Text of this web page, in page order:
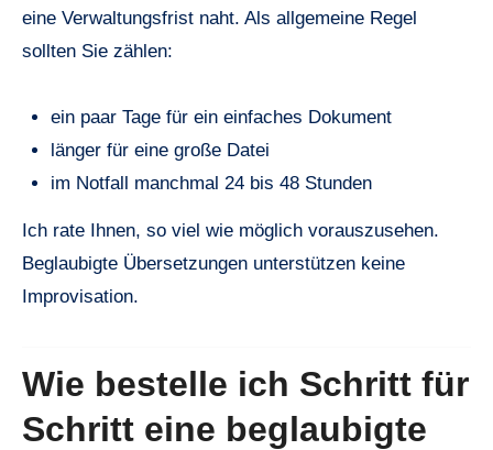
eine Verwaltungsfrist naht. Als allgemeine Regel
sollten Sie zählen:
ein paar Tage für ein einfaches Dokument
länger für eine große Datei
im Notfall manchmal 24 bis 48 Stunden
Ich rate Ihnen, so viel wie möglich vorauszusehen.
Beglaubigte Übersetzungen unterstützen keine
Improvisation.
Wie bestelle ich Schritt für
Schritt eine beglaubigte